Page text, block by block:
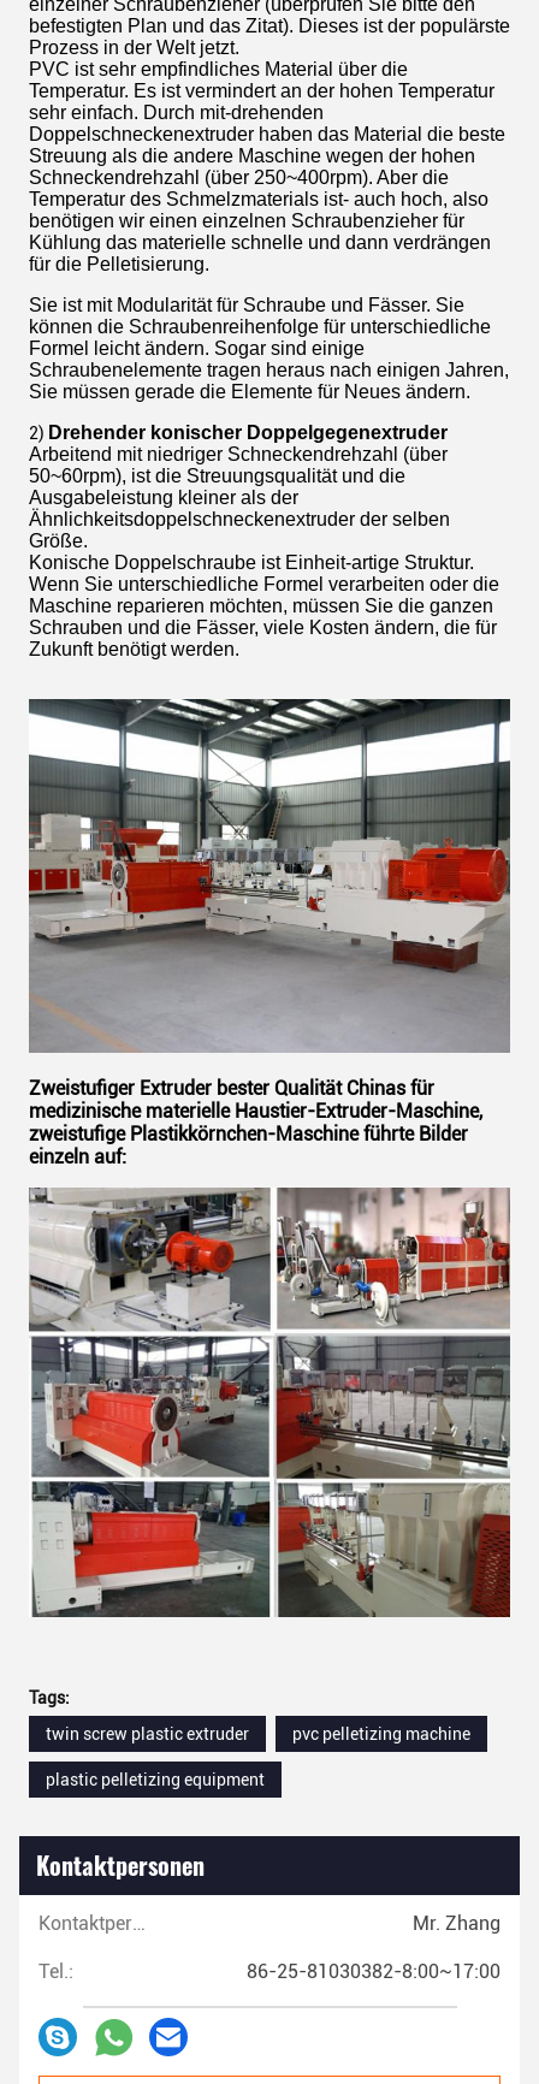
einzelner Schraubenzieher (überprüfen Sie bitte den
befestigten Plan und das Zitat). Dieses ist der populärste
Prozess in der Welt jetzt.
PVC ist sehr empfindliches Material über die
Temperatur. Es ist vermindert an der hohen Temperatur
sehr einfach. Durch mit-drehenden
Doppelschneckenextruder haben das Material die beste
Streuung als die andere Maschine wegen der hohen
Schneckendrehzahl (über 250~400rpm). Aber die
Temperatur des Schmelzmaterials ist- auch hoch, also
benötigen wir einen einzelnen Schraubenzieher für
Kühlung das materielle schnelle und dann verdrängen
für die Pelletisierung.
Sie ist mit Modularität für Schraube und Fässer. Sie
können die Schraubenreihenfolge für unterschiedliche
Formel leicht ändern. Sogar sind einige
Schraubenelemente tragen heraus nach einigen Jahren,
Sie müssen gerade die Elemente für Neues ändern.
2) Drehender konischer Doppelgegenextruder
Arbeitend mit niedriger Schneckendrehzahl (über
50~60rpm), ist die Streuungsqualität und die
Ausgabeleistung kleiner als der
Ähnlichkeitsdoppelschneckenextruder der selben
Größe.
Konische Doppelschraube ist Einheit-artige Struktur.
Wenn Sie unterschiedliche Formel verarbeiten oder die
Maschine reparieren möchten, müssen Sie die ganzen
Schrauben und die Fässer, viele Kosten ändern, die für
Zukunft benötigt werden.
Zweistufiger Extruder bester Qualität Chinas für
medizinische materielle Haustier-Extruder-Maschine,
zweistufige Plastikkörnchen-Maschine führte Bilder
einzeln auf:
Tags:
twin screw plastic extruder
pvc pelletizing machine
plastic pelletizing equipment
Kontaktpersonen
Kontaktpersonen: Mr. Zhang
Tel.: 86-25-81030382-8:00~17:00